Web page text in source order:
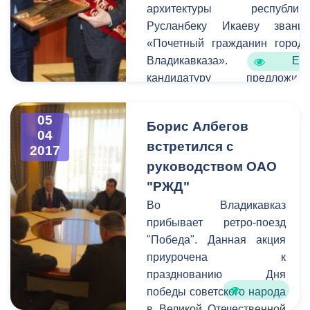
города.
архитектуры республики
Русланбеку Икаеву звание
«Почетный гражданин города
Владикавказа». Его
кандидатуру предложила
Собрания РФ Валентина
Матвиенко. Это произошло
после ее
посещения реабилитационного
центра для детей с диагнозом
ДЦП «Ир», который Икаев
построил на собственные
05
04
2017
Борис Албегов
встретился с
руководством ОАО
"РЖД"
Во Владикавказ
прибывает ретро-поезд
"Победа". Данная акция
приурочена к
празднованию Дня
победы советского народа